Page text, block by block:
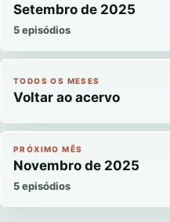
Setembro de 2025
5 episódios
TODOS OS MESES
Voltar ao acervo
PRÓXIMO MÊS
Novembro de 2025
5 episódios